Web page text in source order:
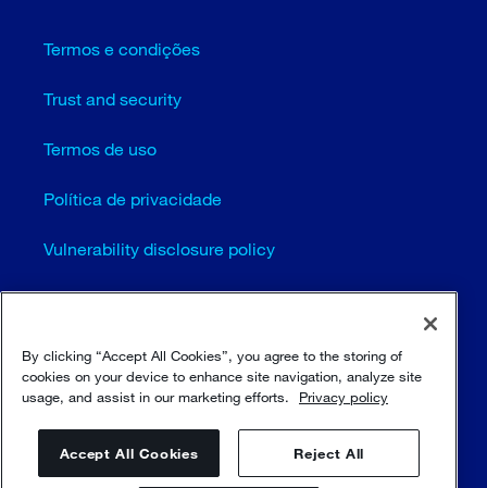
Termos e condições
Trust and security
Termos de uso
Política de privacidade
Vulnerability disclosure policy
Configurações de cookies (EN)
Mapa do site
© Sulzer Ltd 1996 - 2025
By clicking “Accept All Cookies”, you agree to the storing of
cookies on your device to enhance site navigation, analyze site
usage, and assist in our marketing efforts.
Privacy policy
Accept All Cookies Reject All